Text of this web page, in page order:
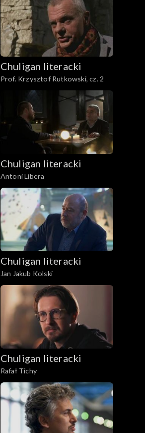
Chuligan literacki
Prof. Krzysztof Rutkowski, cz. 2
Chuligan literacki
Antoni Libera
Chuligan literacki
Jan Jakub Kolski
Chuligan literacki
Rafał Tichy